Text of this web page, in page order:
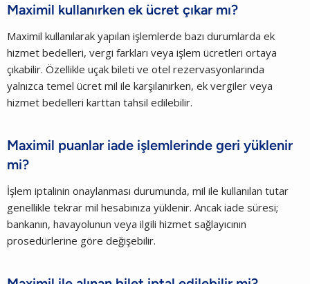
Maximil kullanırken ek ücret çıkar mı?
Maximil kullanılarak yapılan işlemlerde bazı durumlarda ek
hizmet bedelleri, vergi farkları veya işlem ücretleri ortaya
çıkabilir. Özellikle uçak bileti ve otel rezervasyonlarında
yalnızca temel ücret mil ile karşılanırken, ek vergiler veya
hizmet bedelleri karttan tahsil edilebilir.
Maximil puanlar iade işlemlerinde geri yüklenir
mi?
İşlem iptalinin onaylanması durumunda, mil ile kullanılan tutar
genellikle tekrar mil hesabınıza yüklenir. Ancak iade süresi;
bankanın, havayolunun veya ilgili hizmet sağlayıcının
prosedürlerine göre değişebilir.